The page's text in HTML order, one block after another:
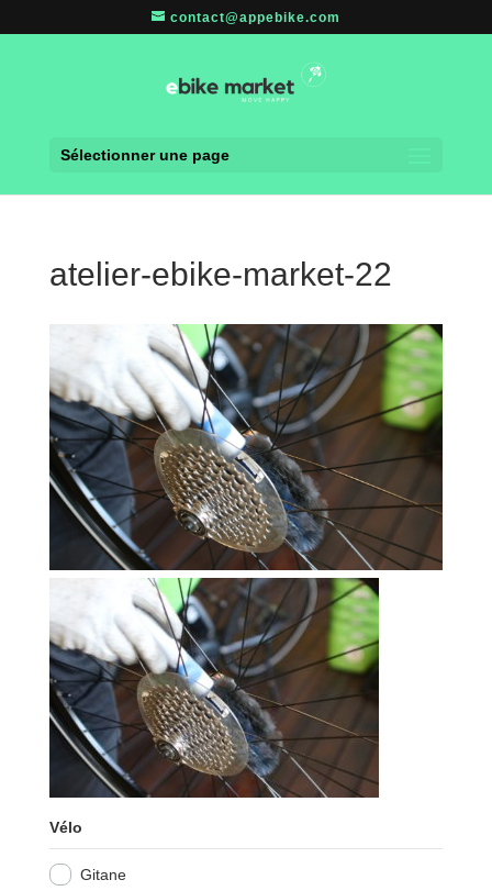
contact@appebike.com
Sélectionner une page
atelier-ebike-market-22
Vélo
Gitane